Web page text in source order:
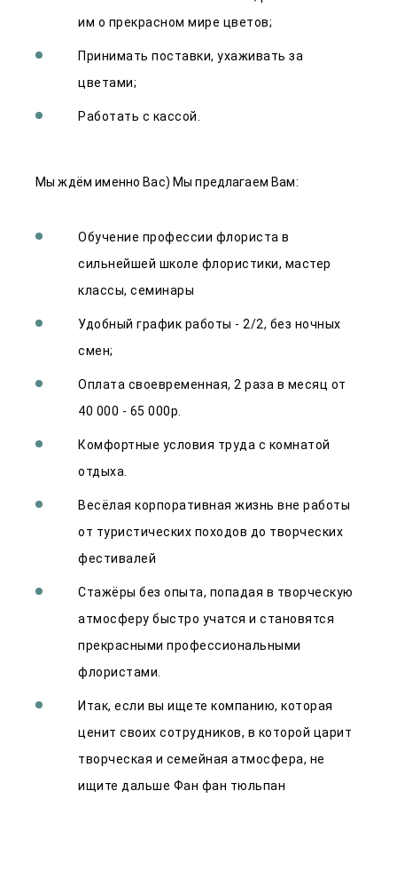
им о прекрасном мире цветов;
Принимать поставки, ухаживать за
цветами;
Работать с кассой.
Мы ждём именно Вас) Мы предлагаем Вам:
Обучение профессии флориста в
сильнейшей школе флористики, мастер
классы, семинары
Удобный график работы - 2/2, без ночных
смен;
Оплата своевременная, 2 раза в месяц от
40 000 - 65 000р.
Комфортные условия труда с комнатой
отдыха.
Весёлая корпоративная жизнь вне работы
от туристических походов до творческих
фестивалей
Стажёры без опыта, попадая в творческую
атмосферу быстро учатся и становятся
прекрасными профессиональными
флористами.
Итак, если вы ищете компанию, которая
ценит своих сотрудников, в которой царит
творческая и семейная атмосфера, не
ищите дальше Фан фан тюльпан